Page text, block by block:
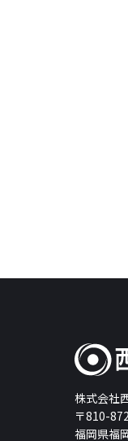
株式会社
〒810-
福岡県福